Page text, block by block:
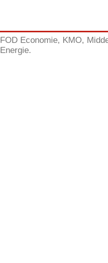
FOD Economie, KMO,
Energie.